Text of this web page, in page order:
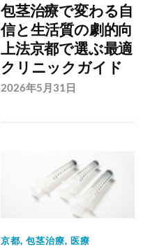
包茎治療で変わる自
信と生活質の劇的向
上法京都で選ぶ最適
クリニックガイド
2026年5月31日
京都,包茎治療,医療